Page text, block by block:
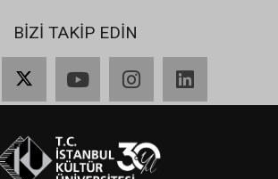
BİZİ TAKİP EDİN